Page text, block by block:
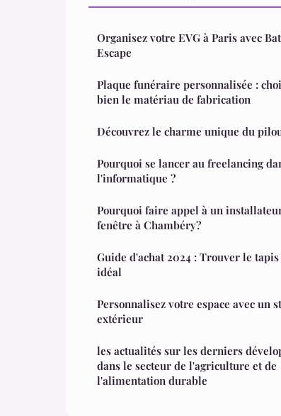
Organisez votre EVG à Paris avec
Escape
Plaque funéraire personnalisée :
bien le matériau de fabrication
Découvrez le charme unique du
Pourquoi se lancer au freelancing
l'informatique ?
Pourquoi faire appel à un
fenêtre à Chambéry?
Guide d'achat 2024 : Trouver le
idéal
Personnalisez votre espace avec un
extérieur
les actualités sur les derniers
dans le secteur de l'agriculture et de
l'alimentation durable